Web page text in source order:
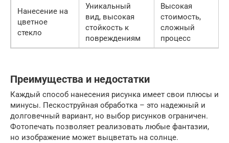
Нанесение на
цветное
стекло
Уникальный
вид, высокая
стойкость к
повреждениям
Высокая
стоимость,
сложный
процесс
Преимущества и недостатки
Каждый способ нанесения рисунка имеет свои плюсы и
минусы. Пескоструйная обработка – это надежный и
долговечный вариант, но выбор рисунков ограничен.
Фотопечать позволяет реализовать любые фантазии,
но изображение может выцветать на солнце.